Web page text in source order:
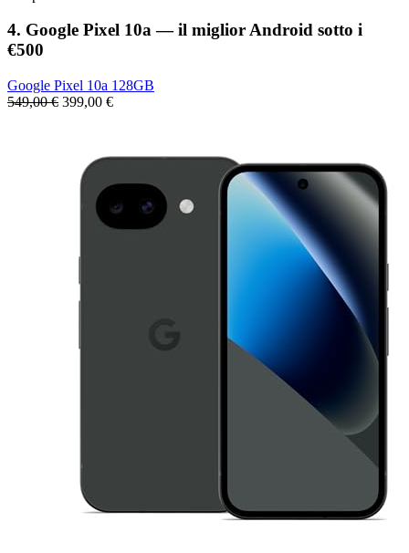
4. Google Pixel 10a — il miglior Android sotto i
€500
Google Pixel 10a 128GB
549,00 € 399,00 €